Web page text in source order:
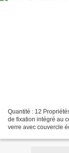
Quantité : 12
de fixation intégré au
verre avec couvercle